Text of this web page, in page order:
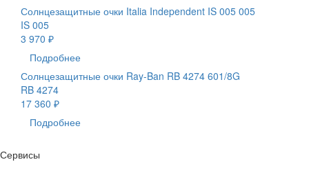
Солнцезащитные очки Italia Independent IS 005 005
IS 005
3 970 ₽
Подробнее
Солнцезащитные очки Ray-Ban RB 4274 601/8G
RB 4274
17 360 ₽
Подробнее
Сервисы